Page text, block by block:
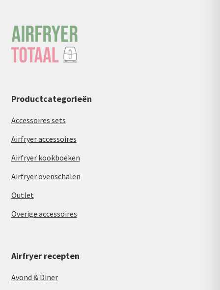
Productcategorieën
Accessoires sets
Airfryer accessoires
Airfryer kookboeken
Airfryer ovenschalen
Outlet
Overige accessoires
Airfryer recepten
Avond & Diner